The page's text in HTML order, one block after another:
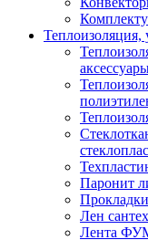
Паронит
Прокладки
Лен
Лента